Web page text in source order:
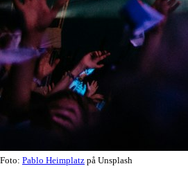
Foto: Pablo Heimplatz på Unsplash